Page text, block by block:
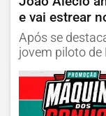
e vai estrear
Após se
jovem piloto